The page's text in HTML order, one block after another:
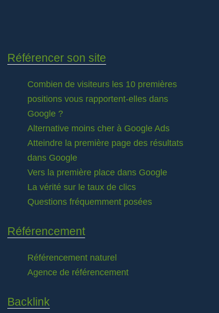
Référencer son site
Combien de visiteurs les 10 premières
positions vous rapportent-elles dans
Google ?
Alternative moins cher à Google Ads
Atteindre la première page des résultats
dans Google
Vers la première place dans Google
La vérité sur le taux de clics
Questions fréquemment posées
Référencement
Référencement naturel
Agence de référencement
Backlink